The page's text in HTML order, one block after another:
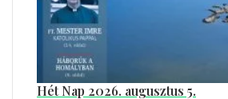
Hét Nap 2026. augusztus 5.